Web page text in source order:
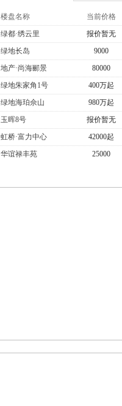
楼盘名称 当前价格
绿都·绣云里 报价暂无
绿地长岛
9000
地产·尚海郦景 80000
绿地朱家角1号 400万起
绿地海珀佘山 980万起
玉晖8号 报价暂无
虹桥·富力中心 42000起
华谊禄丰苑 25000